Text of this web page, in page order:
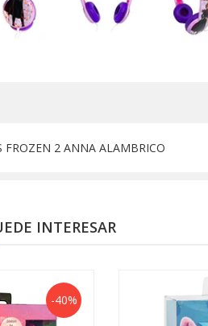
FROZEN 2 ANNA ALAMBRICO
INTERESAR
-40%